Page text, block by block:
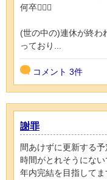
何卒🙇🏻‍♂️
(世の中の)連休が終わ
っており...
コメント 3件
謝罪
間あけずに更新する
時間がとれそうにない
年内完結を目指して